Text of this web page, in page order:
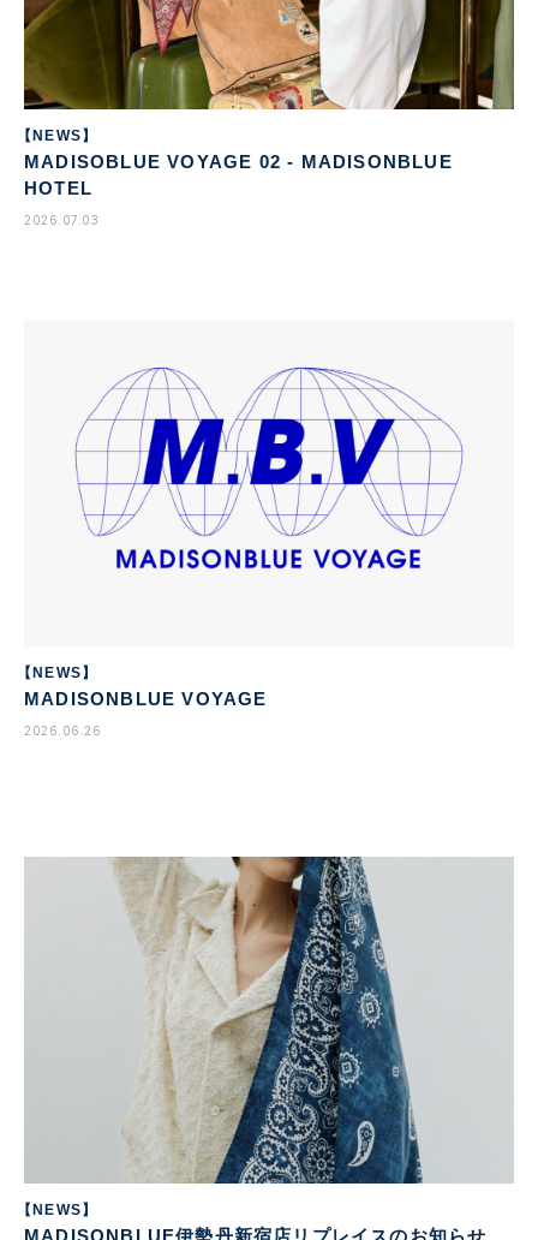
【NEWS】
MADISOBLUE VOYAGE 02 - MADISONBLUE
HOTEL
2026.07.03
【NEWS】
MADISONBLUE VOYAGE
2026.06.26
【NEWS】
MADISONBLUE伊勢丹新宿店リプレイスのお知らせ